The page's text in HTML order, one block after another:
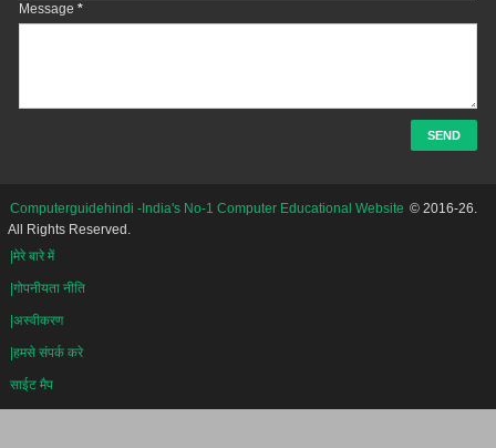
Message *
Computerguidehindi -India's No-1 Computer Educational Website © 2016-26.
All Rights Reserved.
|मेरे बारे में
|गोपनीयता नीति
|अस्वीकरण
|हमसे संपर्क करे
साईट मैप